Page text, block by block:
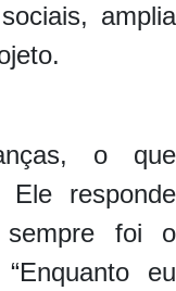
amplia
o que
Ele responde
sempre foi o
eu